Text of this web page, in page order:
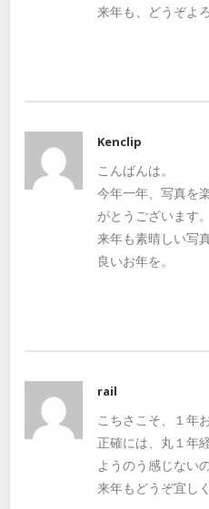
来年も、どうぞよ
Kenclip
こんばんは。
今年一年、写真を
がとうございます。
来年も素晴しい写
良いお年を。
rail
こちさこそ、１年
正確には、丸１年
ようのう感じない
来年もどうぞ宜し